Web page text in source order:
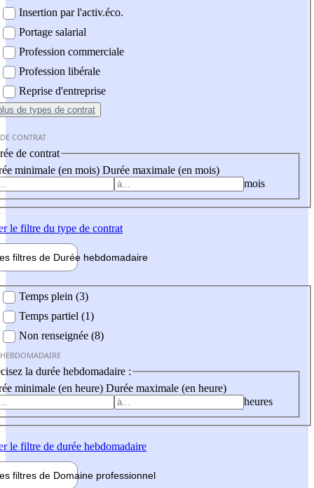
Insertion par l'activ.éco.
Portage salarial
Profession commerciale
Profession libérale
Reprise d'entreprise
de types de contrat
CONTRAT
de contrat
minimale (en mois) Durée maximale (en mois)
mois
le filtre du type de contrat
filtres de Durée hebdomadaire
Temps plein (3)
Temps partiel (1)
Non renseignée (8)
la durée hebdomadaire :
minimale (en heure) Durée maximale (en heure)
heures
le filtre de durée hebdomadaire
filtres de Domaine professionnel